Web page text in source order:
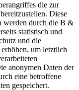
die zur
Diese
werden durch die B &
statistisch und
und die
um letztlich
anonymen Daten der
eine betroffene
gespeichert.